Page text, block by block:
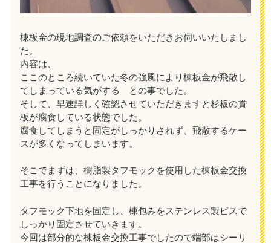
棟板金の現地調査のご依頼をいただきお伺いいたしまし
た。
内容は、
ここのところ続いていた冬の強風により棟板金が飛散し
てしまっている気がする との事でした。
そして、早速詳しく確認させていただきますと杉板の貫
板が腐食している状態でした。
腐食してしまうと固定がしっかりされず、飛散するケー
スが多くなってしまいます。
そこでまずは、樹脂製タフモックを使用した棟板金交換
工事を行うことになりました。
タフモック下地を固定し、棟包みをステンレス製ビスで
しっかり固定させていきます。
今回は部分的な棟板金交換工事でしたので端部はシーリ